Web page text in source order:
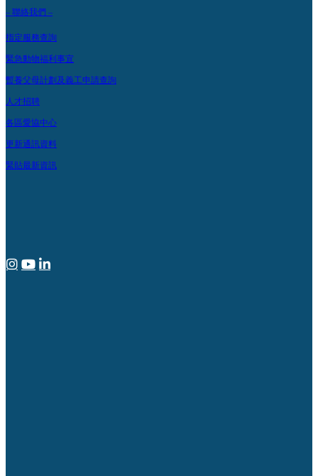
– 聯絡我們 –
指定服務查詢
緊急動物福利事宜
暫養父母計劃及義工申請查詢
人才招聘
各區愛協中心
更新通訊資料
緊貼最新資訊